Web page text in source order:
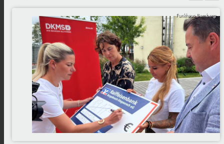
Funkhaus Bamberg